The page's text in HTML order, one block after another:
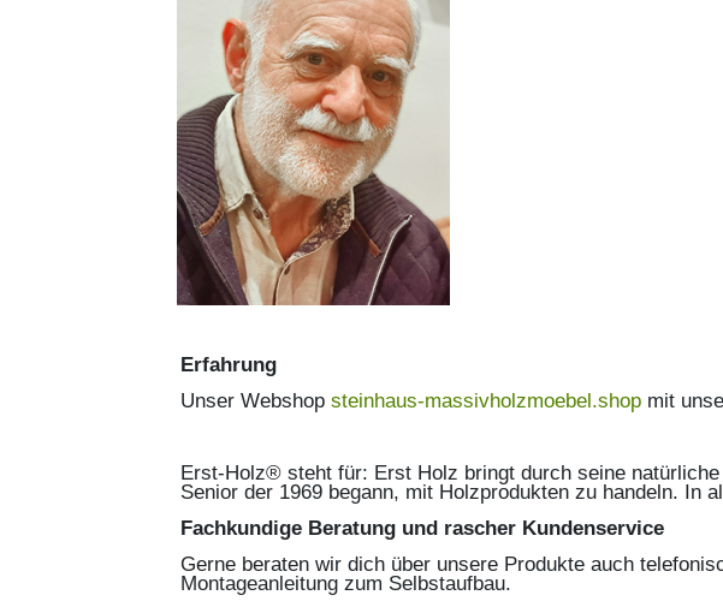
Erfahrung
Unser Webshop steinhaus-massivholzmoebel.shop mit
Erst-Holz® steht für: Erst Holz bringt durch seine
Senior der 1969 begann, mit Holzprodukten zu handeln. In
Fachkundige Beratung und rascher Kundenservice
Gerne beraten wir dich über unsere Produkte auch
Montageanleitung zum Selbstaufbau.